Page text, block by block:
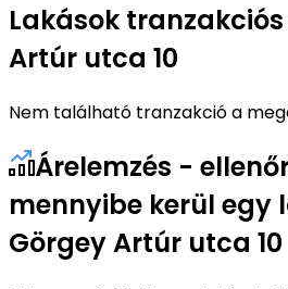
Lakások
Artúr utca 10
Nem található tranzakció a
Árelemzés -
mennyibe kerül egy
Görgey Artúr utca 10